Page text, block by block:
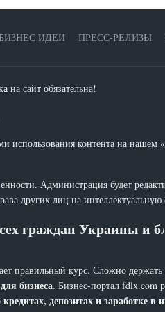
ИДЕИ ПРЕСС-РЕЛИЗЫ
на сайт обязательна!
использования контента на нашем
Администрация будет
других лиц на интеллектуальную
граждан Украины и
правильный курс. Сложно держать
бизнеса. Бизнес-портал fdlx.com
депозитах и заработке в